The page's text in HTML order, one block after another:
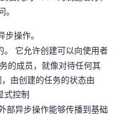
操作。
。 它允许创建可以向使用者
的成员，就像对待任何其
由创建的任务的状态由
式控制
部异步操作能够传播到基础